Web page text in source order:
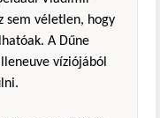
sem véletlen, hogy
A Dűne
víziójából